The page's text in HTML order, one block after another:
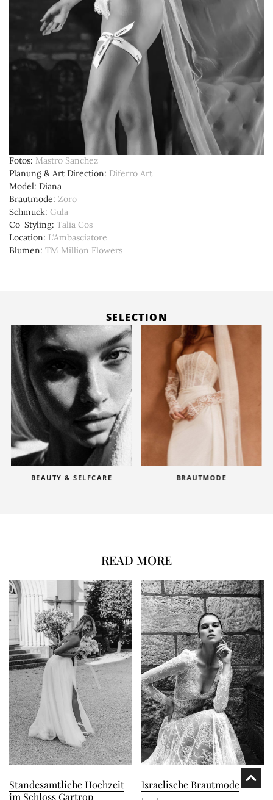
Fotos Mastro Sanchez
Planung & Art Direction Diferro Art
Model Diana
Brautmode Zoro
Schmuck Gula
Co-Styling Talia Cos
Location L‘Ambasciatore
Blumen TM Million Flowers
SELECTION
BEAUTY & SELFCARE BRAUTMODE
READ MORE
Standesamtliche Hochzeit
im Schloss Gartrop
Israelische Brautmode